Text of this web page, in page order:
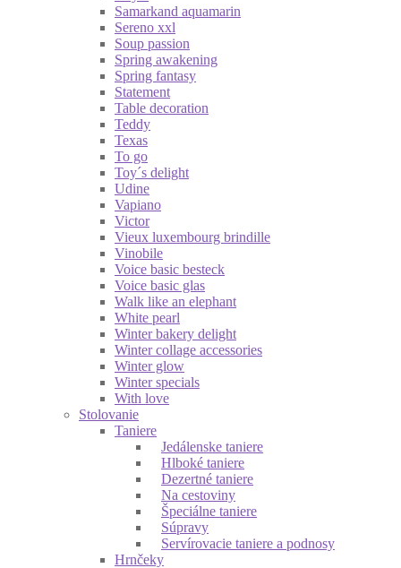
Samarkand aquamarin
Sereno xxl
Soup passion
Spring awakening
Spring fantasy
Statement
Table decoration
Teddy
Texas
To go
Toy´s delight
Udine
Vapiano
Victor
Vieux luxembourg brindille
Vinobile
Voice basic besteck
Voice basic glas
Walk like an elephant
White pearl
Winter bakery delight
Winter collage accessories
Winter glow
Winter specials
With love
Stolovanie
Taniere
Jedálenske taniere
Hlboké taniere
Dezertné taniere
Na cestoviny
Špeciálne taniere
Súpravy
Servírovacie taniere a podnosy
Hrnčeky